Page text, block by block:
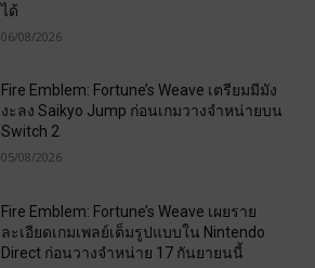
ได้
06/08/2026
Fire Emblem: Fortune’s Weave เตรียมมีมัง
งะลง Saikyo Jump ก่อนเกมวางจำหน่ายบน
Switch 2
05/08/2026
Fire Emblem: Fortune’s Weave เผยราย
ละเอียดเกมเพลย์เต็มรูปแบบใน Nintendo
Direct ก่อนวางจำหน่าย 17 กันยายนนี้